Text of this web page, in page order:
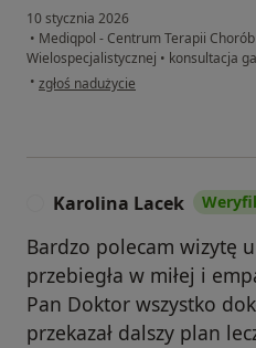
10 stycznia 2026
• Mediqpol - Centrum Terapii
Wielospecjalistycznej • konsultacja
• w opinii użytkownika Małgorzata
zgłoś nadużycie
Karolina Lacek
Bardzo polecam wizytę
przebiegła w miłej i
Pan Doktor wszystko
przekazał dalszy plan